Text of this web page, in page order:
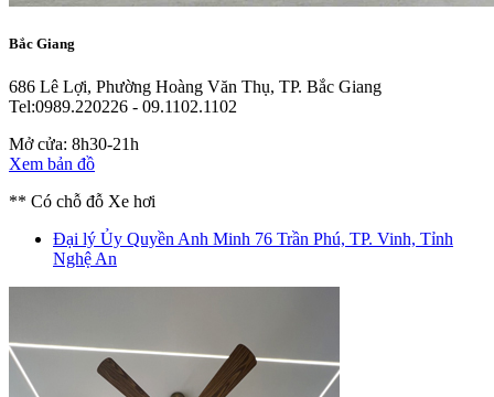
Bắc Giang
686 Lê Lợi, Phường Hoàng Văn Thụ, TP. Bắc Giang
Tel:0989.220226 - 09.1102.1102
Mở cửa: 8h30-21h
Xem bản đồ
** Có chỗ đỗ Xe hơi
Đại lý Ủy Quyền Anh Minh 76 Trần Phú, TP. Vinh, Tỉnh
Nghệ An